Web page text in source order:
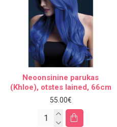
Neoonsinine parukas
(Khloe), otstes lained, 66cm
55.00€